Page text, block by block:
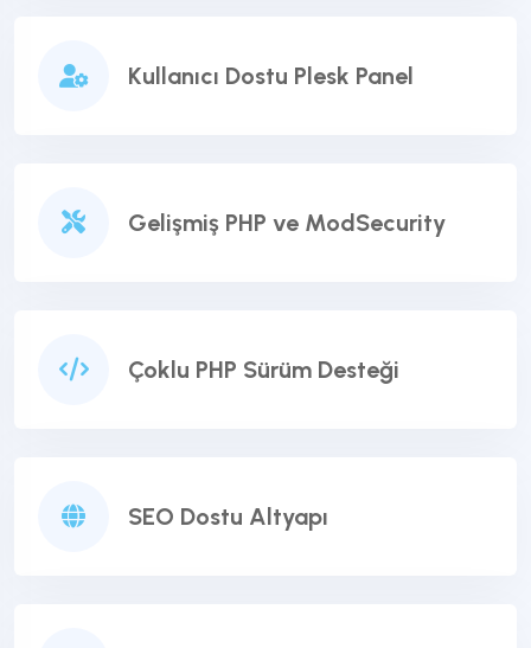
Kullanıcı Dostu Plesk Panel
Gelişmiş PHP ve ModSecurity
Çoklu PHP Sürüm Desteği
SEO Dostu Altyapı